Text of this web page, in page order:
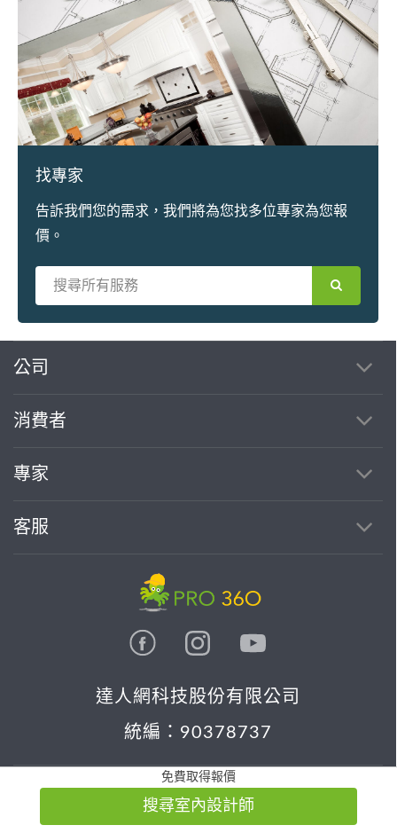
找專家
告訴我們您的需求，我們將為您找多位專家為您報
價。
公司
消費者
專家
客服
達人網科技股份有限公司
統編：90378737
27001
CERTIFIED
IS 814197
27701
CERTIFIED
IS 814197
免費取得報價
搜尋室內設計師
繼續完成